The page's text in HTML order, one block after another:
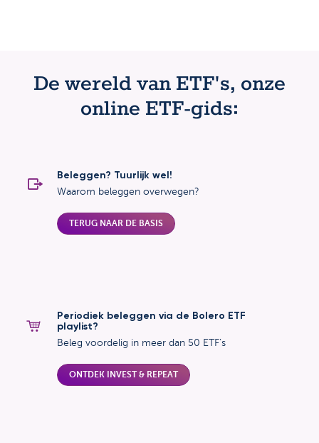
De wereld van ETF's, onze
online ETF-gids:
Beleggen? Tuurlijk wel!
Waarom beleggen overwegen?
TERUG NAAR DE BASIS
Periodiek beleggen via de Bolero ETF
playlist?
Beleg voordelig in meer dan 50 ETF’s
ONTDEK INVEST & REPEAT